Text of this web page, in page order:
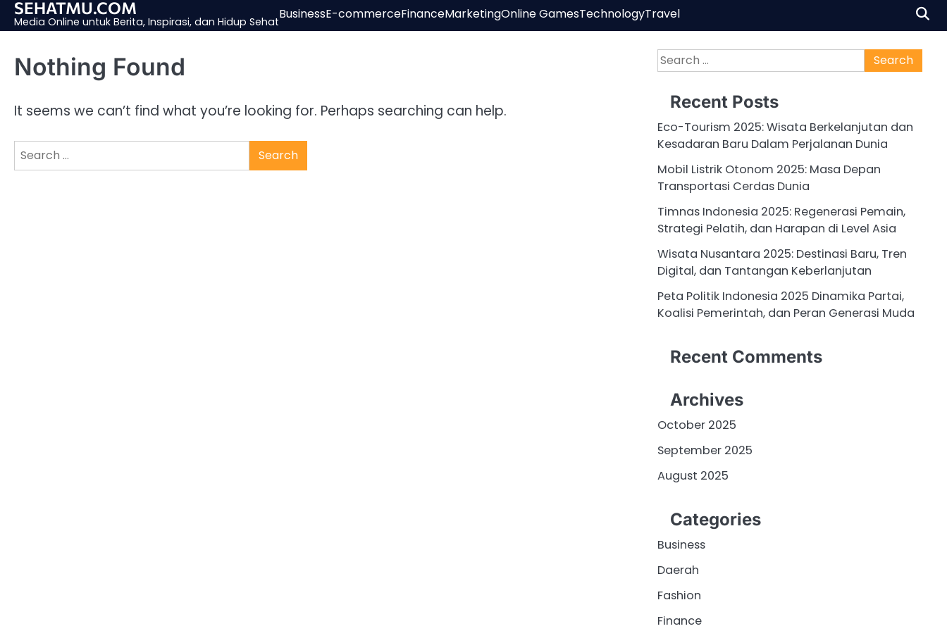
SkipSEHATMU.COM
Media Online untuk Berita, Inspirasi, dan Hidup Sehat
BusinessE-commerceFinanceMarketingOnline GamesTechnologyTravel
Nothing Found
It seems we can’t find what you’re looking for. Perhaps searching can help.
Search
Search
for:
Recent Posts
Eco-Tourism 2025: Wisata Berkelanjutan dan
Kesadaran Baru Dalam Perjalanan Dunia
Mobil Listrik Otonom 2025: Masa Depan
Transportasi Cerdas Dunia
Timnas Indonesia 2025: Regenerasi Pemain,
Strategi Pelatih, dan Harapan di Level Asia
Wisata Nusantara 2025: Destinasi Baru, Tren
Digital, dan Tantangan Keberlanjutan
Peta Politik Indonesia 2025 Dinamika Partai,
Koalisi Pemerintah, dan Peran Generasi Muda
Recent Comments
Archives
October 2025
September 2025
August 2025
Categories
Business
Daerah
Fashion
Finance